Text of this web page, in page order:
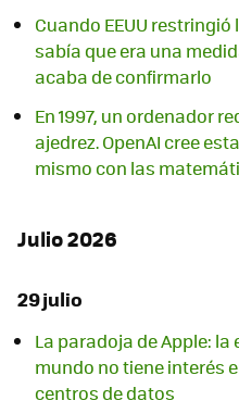
Cuando EEUU
sabía que era una
acaba de confirmarlo
En 1997, un ordenador
ajedrez. OpenAI cree
mismo con las
Julio 2026
29 julio
La paradoja de Apple:
mundo no tiene interés
centros de datos